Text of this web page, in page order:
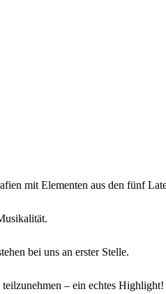
mit Elementen aus den fünf
bei uns an erster Stelle.
– ein echtes Highlight!